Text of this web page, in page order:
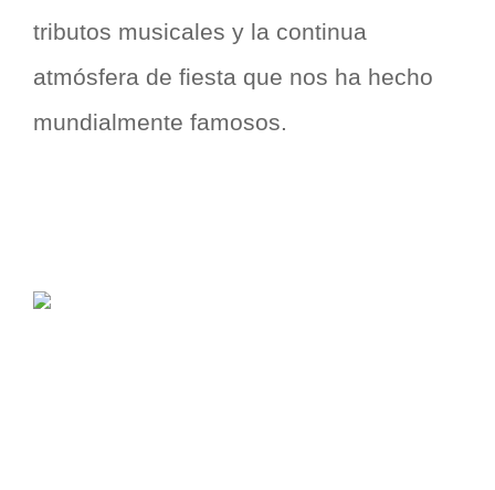
tributos musicales y la continua
atmósfera de fiesta que nos ha hecho
mundialmente famosos.